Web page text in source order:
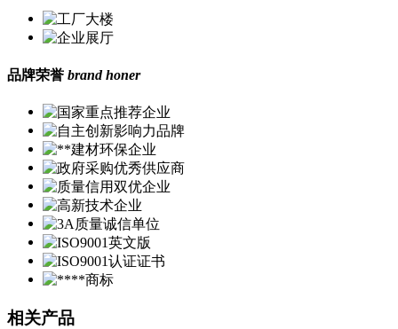
品牌荣誉 brand honer
相关产品